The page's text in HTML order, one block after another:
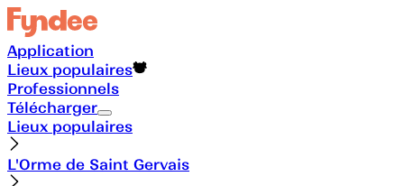
Application
Lieux populaires
Professionnels
Télécharger
Lieux populaires
L'Orme de Saint Gervais